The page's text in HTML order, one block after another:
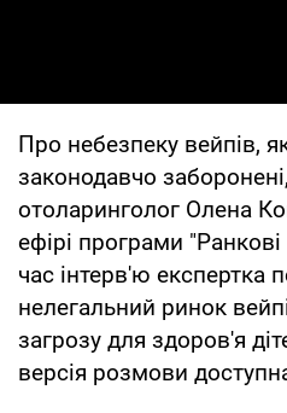
Про небезпеку вейпів,
законодавчо
отоларинголог Олена
ефірі програми
час інтерв'ю експертка
нелегальний ринок
загрозу для здоров'я
версія розмови